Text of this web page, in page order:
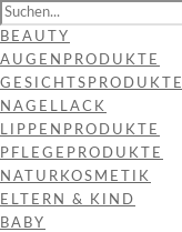
BEAUTY
AUGENPRODUKTE
GESICHTSPRODUKTE
NAGELLACK
LIPPENPRODUKTE
PFLEGEPRODUKTE
NATURKOSMETIK
ELTERN & KIND
BABY